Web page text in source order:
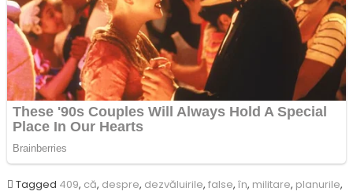
Tagged 409, că, despre, dezvăluirile, false, în, militare, planurile,